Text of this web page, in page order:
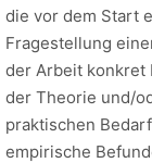
die vor dem Start
Fragestellung
der Arbeit konkret
der Theorie und/
praktischen
empirische